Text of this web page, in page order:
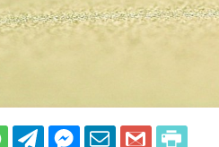
Sustainable
Assessments